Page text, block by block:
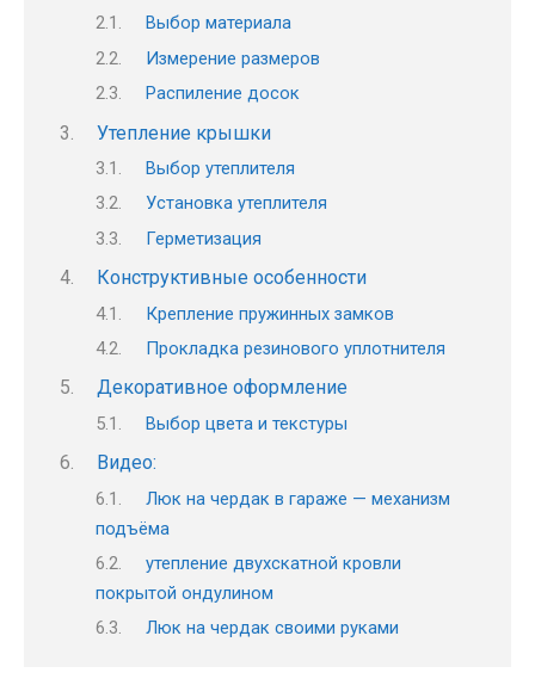
Выбор материала
Измерение размеров
Распиление досок
Утепление крышки
Выбор утеплителя
Установка утеплителя
Герметизация
Конструктивные особенности
Крепление пружинных замков
Прокладка резинового уплотнителя
Декоративное оформление
Выбор цвета и текстуры
Видео:
Люк на чердак в гараже — механизм
подъёма
утепление двухскатной кровли
покрытой ондулином
Люк на чердак своими руками